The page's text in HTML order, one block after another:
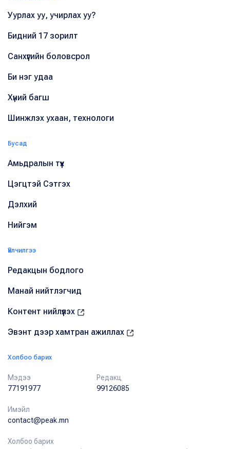
Уурлах уу, учирлах уу?
Бидний 17 зорилт
Санхүүгийн боловсрол
Би нэг удаа
Хүний багш
Шинжлэх ухаан, технологи
Бусад
Амьдралын түүх
Цэгцтэй Сэтгэх
Дэлхий
Нийгэм
Үйлчилгээ
Редакцын бодлого
Манай нийтлэгчид
Контент нийлүүлэх
Эвэнт дээр хамтран ажиллах
Холбоо барих
Мэдээ
77191977
Редакц
99126085
Имэйл
contact@peak.mn
Холбоо барих